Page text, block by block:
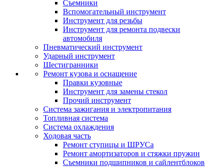
Съемники
Вспомогательный инструмент
Инструмент для резьбы
Инструмент для ремонта подвески
автомобиля
Пневматический инструмент
Ударный инструмент
Шестигранники
Ремонт кузова и оснащение
Правки кузовные
Инструмент для замены стекол
Прочий инструмент
Система зажигания и электропитания
Топливная система
Система охлаждения
Ходовая часть
Ремонт ступицы и ШРУСа
Ремонт амортизаторов и стяжки пружин
Съемники подшипников и сайлентблоков